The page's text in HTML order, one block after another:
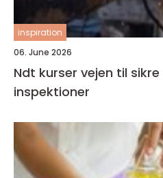
inspiration
06. June 2026
Ndt kurser vejen til sikre og pålidelige
inspektioner